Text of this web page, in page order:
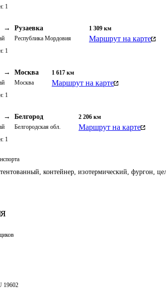
1
→ Рузаевка
Республика Мордовия
1 309 км
Маршрут на карте
1
→ Москва
Москва
1 617 км
Маршрут на карте
1
→ Белгород
Белгородская обл.
2 206 км
Маршрут на карте
1
тентованный, контейнер, изотермический, фургон,
19602